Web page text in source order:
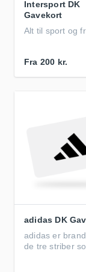
Intersport DK
Gavekort
Alt til sport og
Fra 200 kr.
adidas DK
adidas er
de tre striber